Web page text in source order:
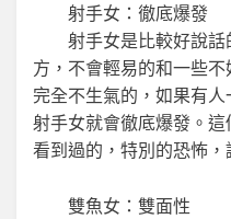
射手女：徹底爆發
射手女是比較好說話
方，不會輕易的和一些
完全不生氣的，如果有人
射手女就會徹底爆發。
看到過的，特別的恐怖，
雙魚女：雙面性